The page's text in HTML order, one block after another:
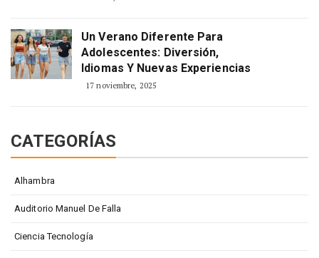
Un Verano Diferente Para
Adolescentes: Diversión,
Idiomas Y Nuevas Experiencias
17 noviembre, 2025
CATEGORÍAS
Alhambra
Auditorio Manuel De Falla
Ciencia Tecnología